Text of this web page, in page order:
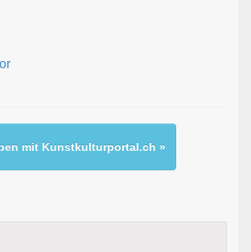
mit Kunstkulturportal.ch »